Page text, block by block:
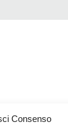
Consenso